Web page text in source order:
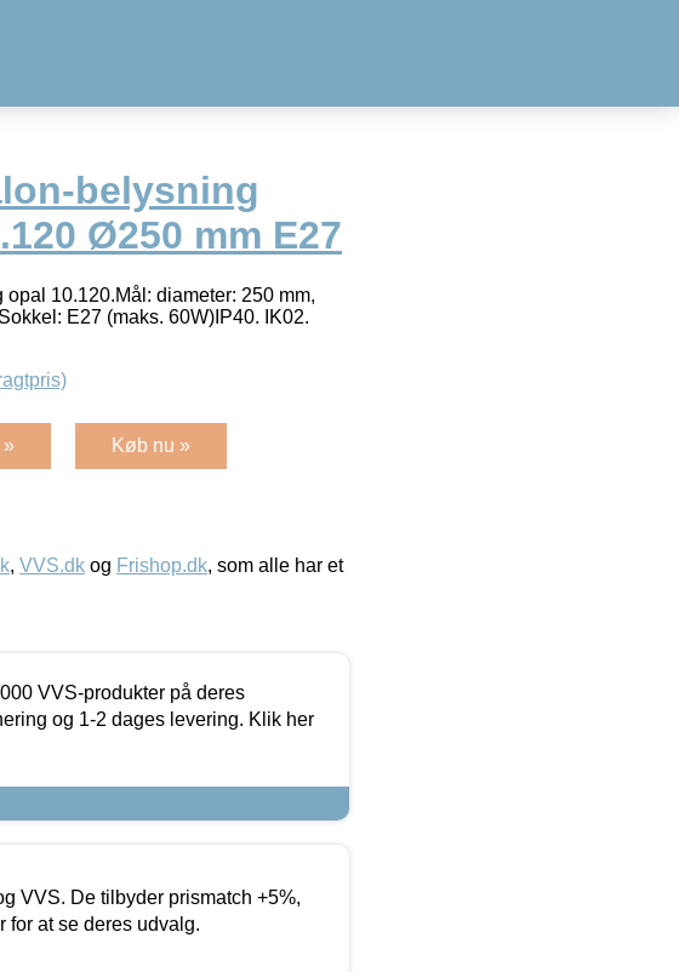
belysning
Ø250 mm E27
10.120.Mål: diameter: 250 mm,
E27 (maks. 60W)IP40. IK02.
» Køb nu »
, VVS.dk og Frishop.dk, som alle har et
VVS-produkter på deres
og 1-2 dages levering. Klik her
VVS. De tilbyder prismatch +5%,
for at se deres udvalg.